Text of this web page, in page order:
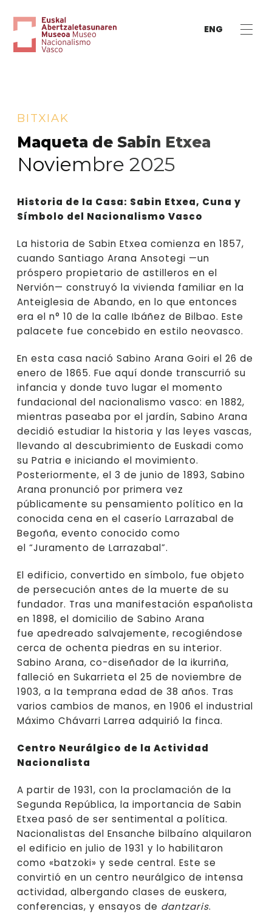
ENG
BITXIAK
Maqueta de Sabin Etxea
Noviembre 2025
Historia de la Casa: Sabin Etxea, Cuna y
Símbolo del Nacionalismo Vasco
La historia de Sabin Etxea comienza en 1857,
cuando Santiago Arana Ansotegi —un
próspero propietario de astilleros en el
Nervión— construyó la vivienda familiar en la
Anteiglesia de Abando, en lo que entonces
era el n° 10 de la calle Ibáñez de Bilbao. Este
palacete fue concebido en estilo neovasco.
En esta casa nació Sabino Arana Goiri el 26 de
enero de 1865. Fue aquí donde transcurrió su
infancia y donde tuvo lugar el momento
fundacional del nacionalismo vasco: en 1882,
mientras paseaba por el jardín, Sabino Arana
decidió estudiar la historia y las leyes vascas,
llevando al descubrimiento de Euskadi como
su Patria e iniciando el movimiento.
Posteriormente, el 3 de junio de 1893, Sabino
Arana pronunció por primera vez
públicamente su pensamiento político en la
conocida cena en el caserío Larrazabal de
Begoña, evento conocido como
el “Juramento de Larrazabal”.
El edificio, convertido en símbolo, fue objeto
de persecución antes de la muerte de su
fundador. Tras una manifestación españolista
en 1898, el domicilio de Sabino Arana
fue apedreado salvajemente, recogiéndose
cerca de ochenta piedras en su interior.
Sabino Arana, co-diseñador de la ikurriña,
falleció en Sukarrieta el 25 de noviembre de
1903, a la temprana edad de 38 años. Tras
varios cambios de manos, en 1906 el industrial
Máximo Chávarri Larrea adquirió la finca.
Centro Neurálgico de la Actividad
Nacionalista
A partir de 1931, con la proclamación de la
Segunda República, la importancia de Sabin
Etxea pasó de ser sentimental a política.
Nacionalistas del Ensanche bilbaíno alquilaron
el edificio en julio de 1931 y lo habilitaron
como «batzoki» y sede central. Este se
convirtió en un centro neurálgico de intensa
actividad, albergando clases de euskera,
conferencias, y ensayos de dantzaris.